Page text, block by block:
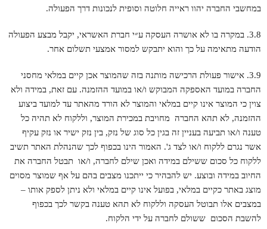
במחשבי החברה יהוו ראייה חלוטה וסופית לנכונות דרך הפעולה.
3.8. במקרה בו לא אושרה העסקה ע״י חברת האשראי, יקבל מבצע הפעולה
הודעה מתאימה על כך והוא יתבקש למסור אמצעי תשלום אחר.
3.9. אישור פעולת הרכישה מותנה בזה שהמוצר אכן קיים במלאי מחסני
החברה במועד האספקה המבוקש ו/או במועד ההזמנה. עם זאת, במידה ולא
צוין כי המוצר אינו קיים במלאי והמוצר לא הורד מהאתר עד למועד ביצוע
ההזמנה, לא תהא החברה מחויבת במכירת המוצר, וללקוח לא תהיה כל
טענה ו/או תביעה בעניין זה בגין כל סוג של נזק, בין נזק ישיר או נזק עקיף
אשר נגרם ללקוח ו/או לצד ג'. האמור הינו בכפוף לכך שהנהלת האתר תשיב
ללקוח כל סכום ששילם במידה ואכן שילם לחברה, ו/או תבטל החברה את
החיוב במידה ובוצע. יש להבהיר כי ייתכנו מצבים בהם על אף שמוצר מסוים
מוצג באתר כקיים במלאי, בפועל אינו קיים במלאי ולא ניתן לספק אותו –
במצבים אלו תבוטל העסקה וללקוח לא תהא טענה בקשר לכך בכפוף
להשבת הסכום ששולם לחברה על ידי הלקוח.